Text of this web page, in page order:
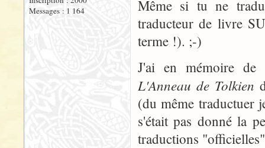
Messages : 1 164
Même si tu ne
traducteur de livre
terme !). ;-)
J'ai en mémoire de
L'Anneau de Tolkien
(du même traductuer
s'était pas donné la
traductions